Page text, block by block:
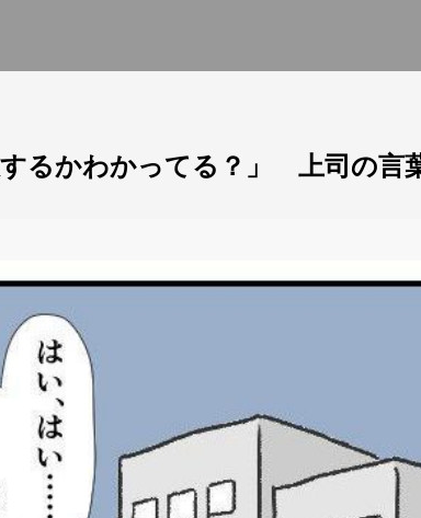
するかわかってる？」 上司の言